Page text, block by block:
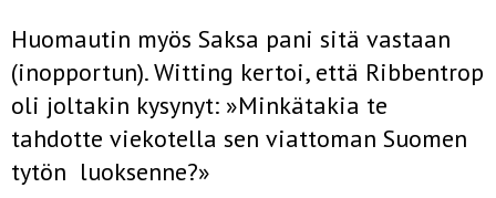
Huomautin myös Saksa pani sitä vastaan
(inopportun). Wit­ting kertoi, että Ribbentrop
oli joltakin kysynyt: »Minkätakia te
tahdotte viekotella sen viattoman Suomen
tytön luoksenne?»